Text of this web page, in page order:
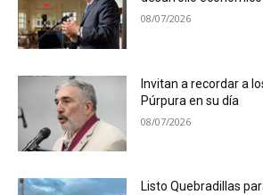
08/07/2026
Invitan a recordar a
Púrpura en su día
08/07/2026
Listo Quebradillas